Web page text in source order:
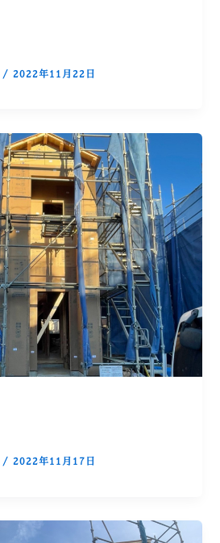
/2022年11月22日
/2022年11月17日